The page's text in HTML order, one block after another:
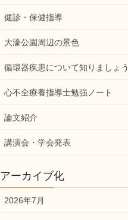
健診・保健指導
大濠公園周辺の景色
循環器疾患について知りましょう
心不全療養指導士勉強ノート
論文紹介
講演会・学会発表
アーカイブ化
2026年7月